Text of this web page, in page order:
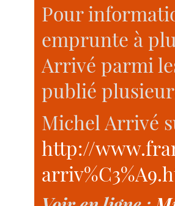
Pour
emprunte à
Arrivé parmi
publié
Michel Arrivé
http://